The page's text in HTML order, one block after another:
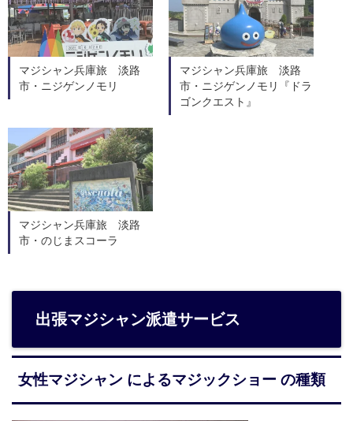
マジシャン兵庫旅 淡路
市・ニジゲンノモリ
マジシャン兵庫旅 淡路
市・ニジゲンノモリ『ドラ
ゴンクエスト』
マジシャン兵庫旅 淡路
市・のじまスコーラ
出張マジシャン派遣サービス
女性マジシャン によるマジックショー の種類